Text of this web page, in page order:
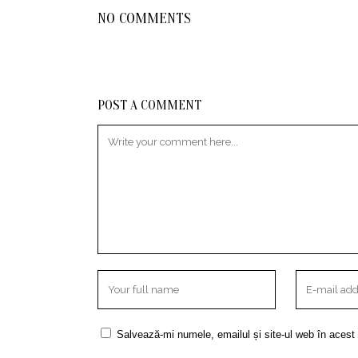
NO COMMENTS
POST A COMMENT
Salvează-mi numele, emailul și site-ul web în